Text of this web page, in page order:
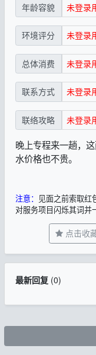
年龄容貌 未登录
环境评分 未登录
总体消费 未登录
联系方式 未登录
联络攻略 未登录
晚上专程来一趟，
水价格也不贵。
注意： 见面之前索取红
对服务项目闪烁其词并
点击收
最新回复(0)